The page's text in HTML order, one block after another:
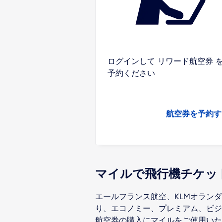
ログインして リワード航空券
予約ください
航空券を予約
マイルで飛行機チケッ
エールフランス航空、KLMオラン
り、エコノミー、プレミアム、ビ